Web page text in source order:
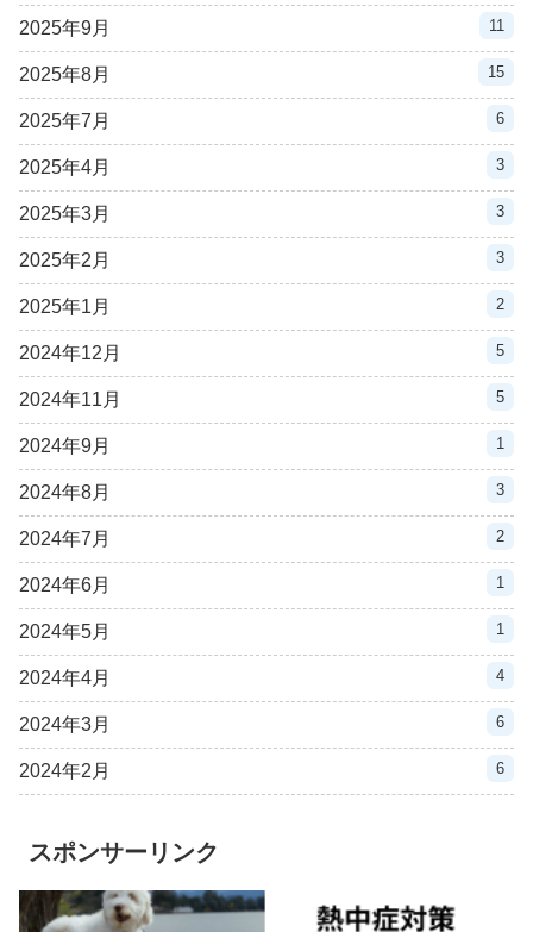
2025年9月 11
2025年8月 15
2025年7月 6
2025年4月 3
2025年3月 3
2025年2月 3
2025年1月 2
2024年12月 5
2024年11月 5
2024年9月 1
2024年8月 3
2024年7月 2
2024年6月 1
2024年5月 1
2024年4月 4
2024年3月 6
2024年2月 6
スポンサーリンク